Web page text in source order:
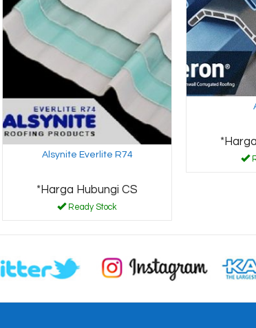
Alsynite Everlite R74
*Harga Hubungi CS
Ready Stock